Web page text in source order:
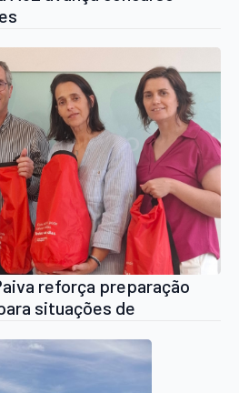
reforça preparação
situações de